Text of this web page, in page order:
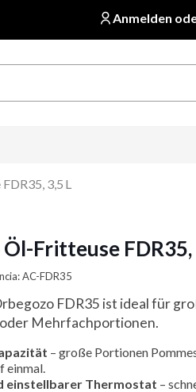
Anmelden
3,5 L
Fritteuse FDR35,
AC-FDR35
FDR35 ist ideal für
Mehrfachportionen.
– große Portionen
einmal.
einstellbarer Thermostat –